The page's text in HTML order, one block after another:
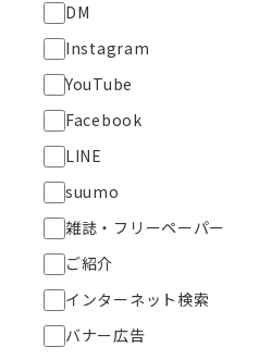
DM
Instagram
YouTube
Facebook
LINE
suumo
雑誌・フリーペーパー
ご紹介
インターネット検索
バナー広告